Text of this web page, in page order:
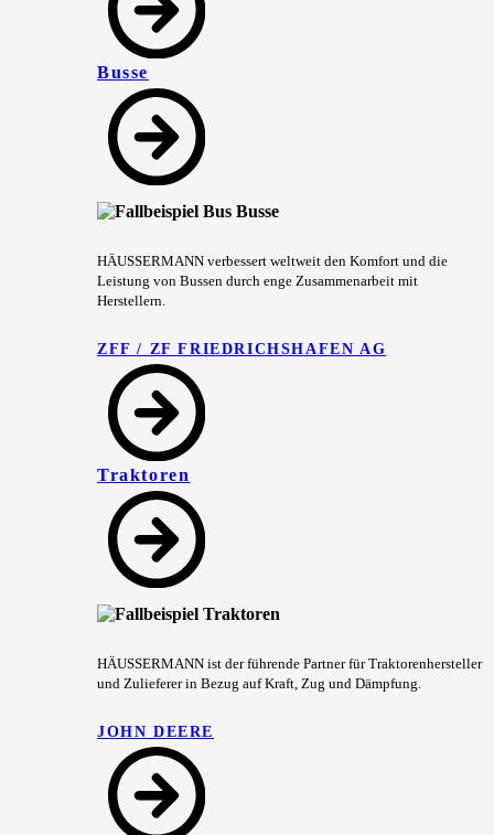
Busse
HÄUSSERMANN verbessert weltweit den Komfort und die
Leistung von Bussen durch enge Zusammenarbeit mit
Herstellern.
ZFF / ZF FRIEDRICHSHAFEN AG
Traktoren
HÄUSSERMANN ist der führende Partner für Traktorenhersteller
und Zulieferer in Bezug auf Kraft, Zug und Dämpfung.
JOHN DEERE